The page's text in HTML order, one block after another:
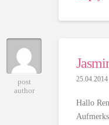
post
author
Hallo